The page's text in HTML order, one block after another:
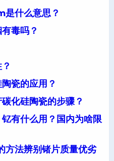
是什么意思？
毒吗？
瓷的应用？
化硅陶瓷的步骤？
有什么用？国内为啥限
方法辨别锗片质量优劣